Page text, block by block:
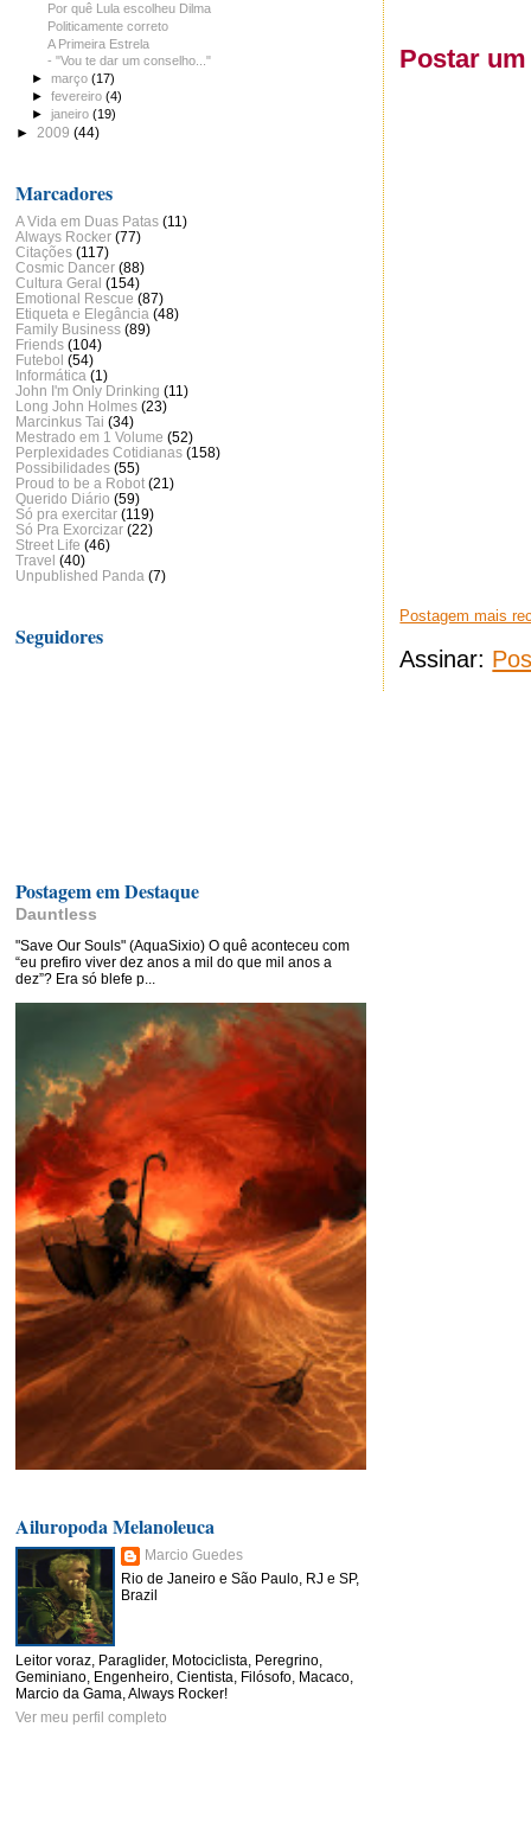
Postar
Postagem mais
Assinar:
Por quê Lula escolheu Dilma
Politicamente correto
A Primeira Estrela
- "Vou te dar um conselho..."
►março(17)
►fevereiro(4)
►janeiro(19)
► 2009 (44)
Marcadores
A Vida em Duas Patas (11)
Always Rocker (77)
Citações (117)
Cosmic Dancer (88)
Cultura Geral (154)
Emotional Rescue (87)
Etiqueta e Elegância (48)
Family Business (89)
Friends (104)
Futebol (54)
Informática (1)
John I'm Only Drinking (11)
Long John Holmes (23)
Marcinkus Tai (34)
Mestrado em 1 Volume (52)
Perplexidades Cotidianas (158)
Possibilidades (55)
Proud to be a Robot (21)
Querido Diário (59)
Só pra exercitar (119)
Só Pra Exorcizar (22)
Street Life (46)
Travel (40)
Unpublished Panda (7)
Seguidores
Postagem em Destaque
Dauntless
"Save Our Souls" (AquaSixio) O quê aconteceu com
“eu prefiro viver dez anos a mil do que mil anos a
dez”? Era só blefe p...
Ailuropoda Melanoleuca
Marcio Guedes
Rio de Janeiro e São Paulo, RJ e SP,
Brazil
Leitor voraz, Paraglider, Motociclista, Peregrino,
Geminiano, Engenheiro, Cientista, Filósofo, Macaco,
Marcio da Gama, Always Rocker!
Ver meu perfil completo